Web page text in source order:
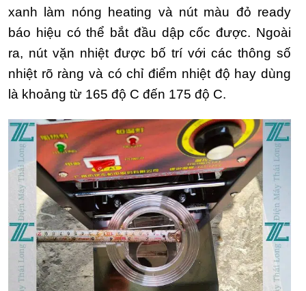
xanh làm nóng heating và nút màu đỏ ready
báo hiệu có thể bắt đầu dập cốc được. Ngoài
ra, nút vặn nhiệt được bố trí với các thông số
nhiệt rõ ràng và có chỉ điểm nhiệt độ hay dùng
là khoảng từ 165 độ C đến 175 độ C.